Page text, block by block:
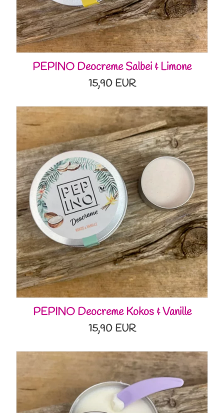
PEPINO Deocreme Salbei & Limone
15,90 EUR
PEPINO Deocreme Kokos & Vanille
15,90 EUR